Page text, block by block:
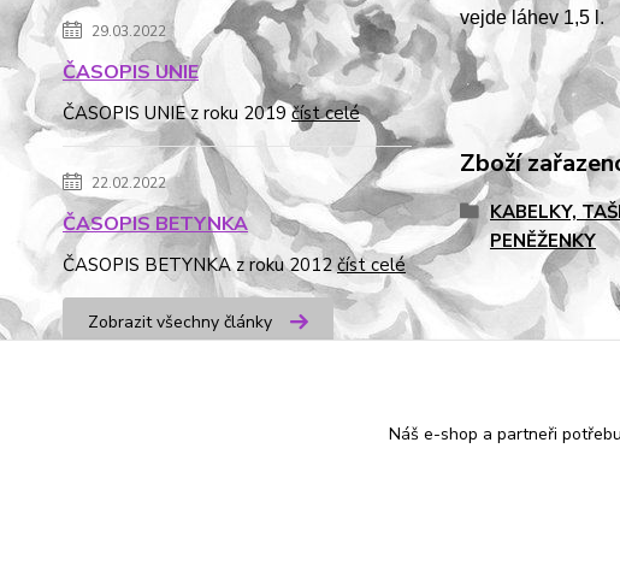
29.03.2022
ČASOPIS UNIE
ČASOPIS UNIE z roku 2019 číst celé
22.02.2022
ČASOPIS BETYNKA
ČASOPIS BETYNKA z roku 2012číst celé
Zobrazit všechny články
vejde láhev 1,5 l.
Zboží
KABELKY,
PENĚŽENKY
Náš e-shop a partneři